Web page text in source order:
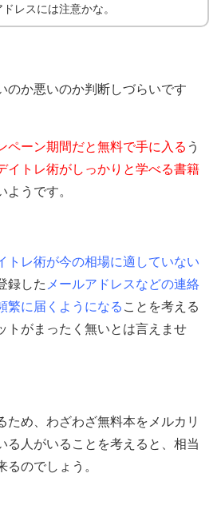
レスには注意かな。
のか悪いのか判断しづらいです
ペーン期間だと無料で手に入る う
イトレ術がしっかりと学べる書籍
ようです。
トレ術が今の相場に適していない
録した メールアドレスなどの連絡
繁に届くようになる ことを考える
トがまったく無いとは言えませ
ため、わざわざ無料本をメルカリ
る人がいることを考えると、相当
るのでしょう。